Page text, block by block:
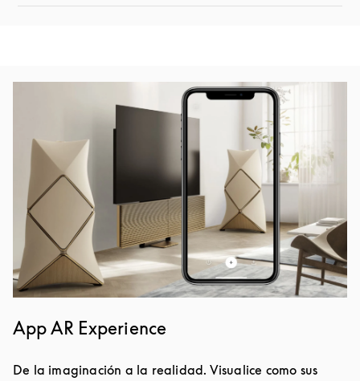
App AR Experience
De la imaginación a la realidad. Visualice como sus